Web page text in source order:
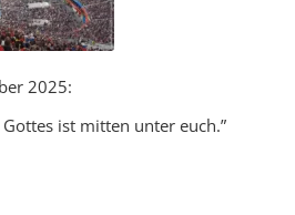
2025:
Gottes ist mitten unter euch.”